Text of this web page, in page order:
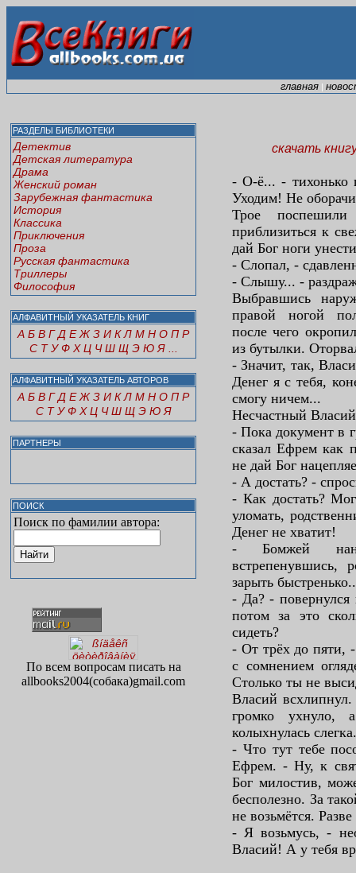
главная |
РАЗДЕЛЫ БИБЛИОТЕКИ
Детектив
Детская литература
Драма
Женский роман
Зарубежная фантастика
История
Классика
Приключения
Проза
Русская фантастика
Триллеры
Философия
АЛФАВИТНЫЙ УКАЗАТЕЛЬ КНИГ
А Б В Г Д Е Ж З И К Л М Н О П Р
С Т У Ф Х Ц Ч Ш Щ Э Ю Я
АЛФАВИТНЫЙ УКАЗАТЕЛЬ АВТОРОВ
А Б В Г Д Е Ж З И К Л М Н О П Р
С Т У Ф Х Ц Ч Ш Щ Э Ю Я
ПАРТНЕРЫ
ПОИСК
Поиск по фамилии автора:
По всем вопросам писать на
allbooks2004(собака)gmail.com
скачать
- О-ё... - тихонько
Уходим! Не
Трое
приблизиться к
дай Бог ноги
- Слопал, -
- Слышу... -
Выбравшись
правой ногой
после чего
из бутылки.
- Значит, так,
Денег я с тебя,
смогу ничем...
Несчастный
- Пока документ в
сказал Ефрем как
не дай Бог
- А достать? -
- Как достать?
уломать,
Денег не хватит!
- Бомжей
встрепенувшись,
зарыть
- Да? - повернулся
потом за это
сидеть?
- От трёх до пяти,
с сомнением
Столько ты не
Власий
громко ухнуло,
колыхнулась слегка.
- Что тут тебе
Ефрем. - Ну, к
Бог милостив,
бесполезно. За
не возьмётся.
- Я возьмусь, -
Власий! А у тебя